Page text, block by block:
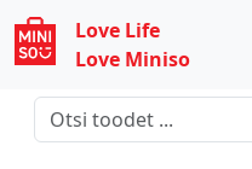
Love Life
Love Miniso